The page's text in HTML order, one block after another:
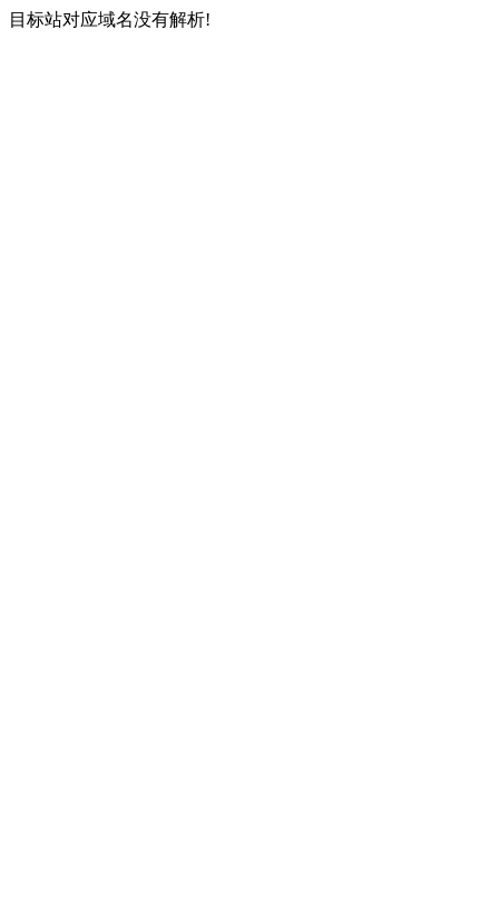
目标站对应域名没有解析!